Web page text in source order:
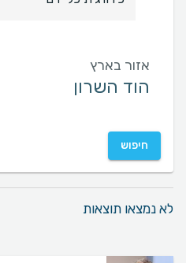
אזור בארץ
חיפוש
לא נמצאו תוצאות